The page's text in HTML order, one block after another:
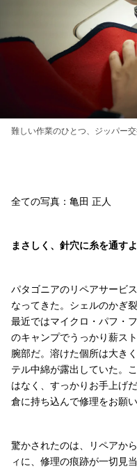
難しい作業のひとつ、ジッパー
全ての写真：亀田 正人
まさしく、針穴に糸を通す
パタゴニアのリペアサービ
なってきた。シェルのかぎ
最近ではマイクロ・パフ・
のキャンプでうっかり薪ス
腕部だ。溶けた個所は大き
テル中綿が露出していた。
はなく、すっかりお手上げ
倉に持ち込んで修理をお願い
驚かされたのは、リペアか
ィに、修理の痕跡が一切見